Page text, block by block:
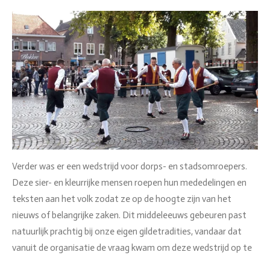
Verder was er een wedstrijd voor dorps- en stadsomroepers.
Deze sier- en kleurrijke mensen roepen hun mededelingen en
teksten aan het volk zodat ze op de hoogte zijn van het
nieuws of belangrijke zaken. Dit middeleeuws gebeuren past
natuurlijk prachtig bij onze eigen gildetradities, vandaar dat
vanuit de organisatie de vraag kwam om deze wedstrijd op te